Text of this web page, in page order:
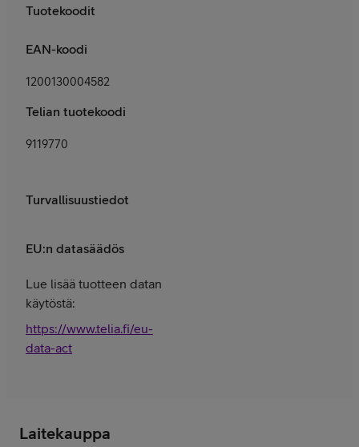
Tuotekoodit
EAN-koodi
1200130004582
Telian tuotekoodi
9119770
Turvallisuustiedot
EU:n datasäädös
Lue lisää tuotteen datan
käytöstä:
https://www.telia.fi/eu-
data-act
Laitekauppa